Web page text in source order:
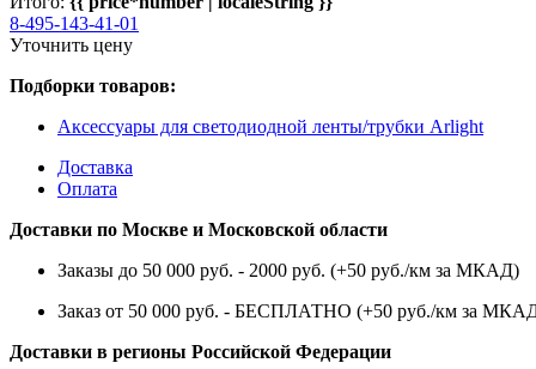
8-495-143-41-01
Уточнить цену
Подборки товаров:
Аксессуары для светодиодной ленты/трубки Arlight
Доставка
Оплата
Доставки по Москве и Московской области
Заказы до 50 000 руб. - 2000 руб. (+50 руб./км за МКАД)
Заказ от 50 000 руб. - БЕСПЛАТНО (+50 руб./км за
Доставки в регионы Российской Федерации